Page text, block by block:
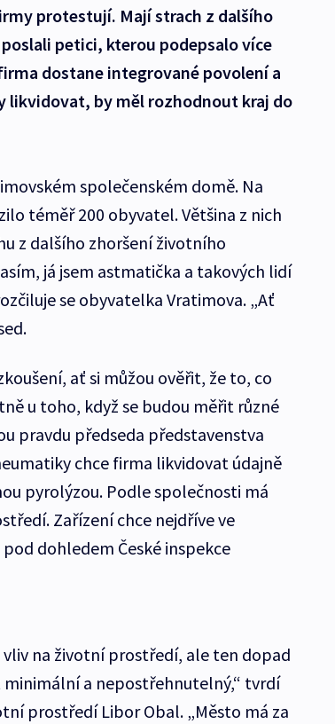
protestují. Mají strach z dalšího
petici, kterou podepsalo více
dostane integrované povolení a
likvidovat, by měl rozhodnout kraj do
společenském domě. Na
téměř 200 obyvatel. Většina z nich
z dalšího zhoršení životního
já jsem astmatička a takových lidí
se obyvatelka Vratimova. „Ať
ať si můžou ověřit, že to, co
u toho, když se budou měřit různé
pravdu předseda představenstva
chce firma likvidovat údajně
pyrolýzou. Podle společnosti má
Zařízení chce nejdříve ve
dohledem České inspekce
na životní prostředí, ale ten dopad
a nepostřehnutelný,“ tvrdí
prostředí Libor Obal. „Město má za